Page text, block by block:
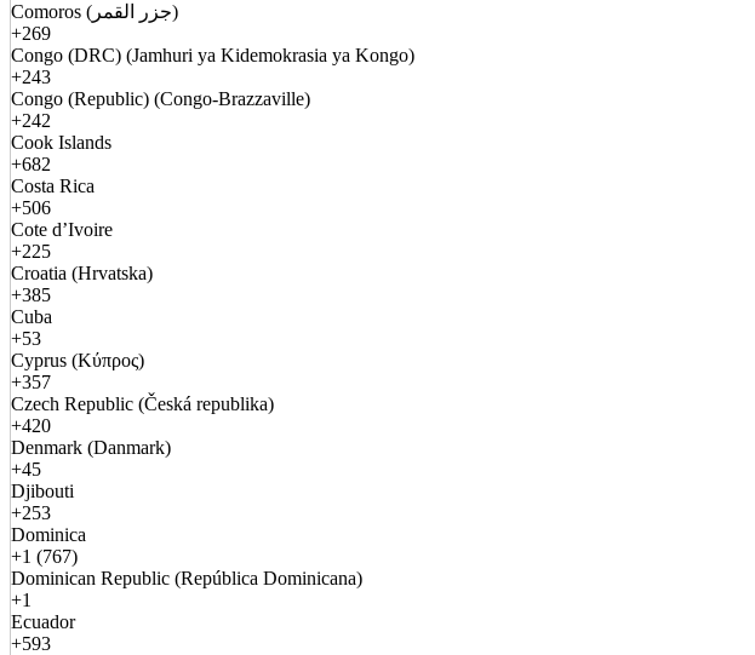
Comoros (جزر القمر)
+269
Congo (DRC) (Jamhuri ya Kidemokrasia ya Kongo)
+243
Congo (Republic) (Congo-Brazzaville)
+242
Cook Islands
+682
Costa Rica
+506
Cote d’Ivoire
+225
Croatia (Hrvatska)
+385
Cuba
+53
Cyprus (Κύπρος)
+357
Czech Republic (Česká republika)
+420
Denmark (Danmark)
+45
Djibouti
+253
Dominica
+1 (767)
Dominican Republic (República Dominicana)
+1
Ecuador
+593